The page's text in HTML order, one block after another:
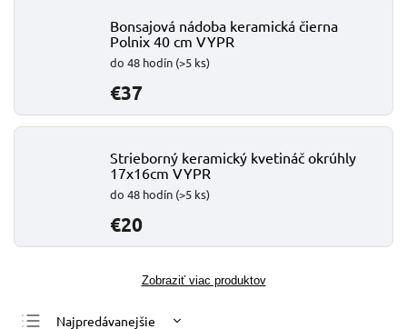
Bonsajová nádoba keramická čierna
Polnix 40 cm VYPR
do 48 hodín (>5 ks)
€37
Strieborný keramický kvetináč okrúhly
17x16cm VYPR
do 48 hodín (>5 ks)
€20
Zobraziť viac produktov
Najpredávanejšie